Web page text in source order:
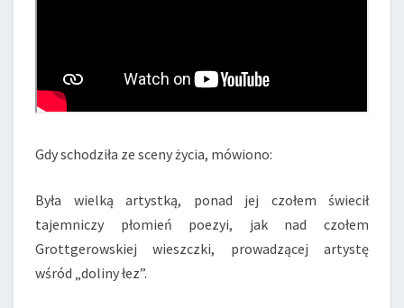
Gdy schodziła ze sceny życia, mówiono:
Była wielką artystką, ponad jej czołem świecił
tajemniczy płomień poezyi, jak nad czołem
Grottgerowskiej wieszczki, prowadzącej artystę
wśród „doliny łez”.